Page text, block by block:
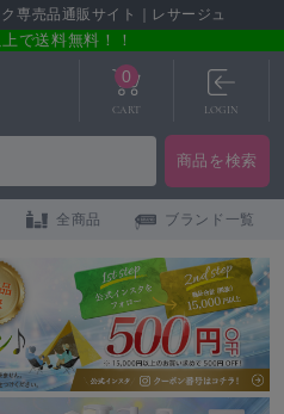
専売品通販サイト｜レサージュ
で送料無料！！
0
CART LOGIN
全商品 ブランド一覧